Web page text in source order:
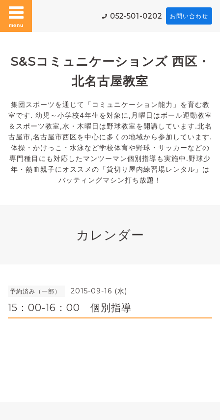
menu
052-501-0202 お問い合わせ
S&Sコミュニケーションズ 西区・
北名古屋教室
集団スポーツを通じて「コミュニケーション能力」を育む教
室です. 幼児～小学校4年生を対象に,月曜日はボール運動教室
＆スポーツ教室,水・木曜日は野球教室を開講しています.北名
古屋市,名古屋市西区を中心に多くの地域から参加しています.
体操・かけっこ・水泳など学校体育や野球・サッカーなどの
専門種目にも対応したマンツーマン個別指導も実施中.野球少
年・熱血親子にオススメの「貸切り屋内練習場レンタル」は
バッティングマシン打ち放題！
カレンダー
予約済み（一部） 2015-09-16 (水)
15：00-16：00 個別指導